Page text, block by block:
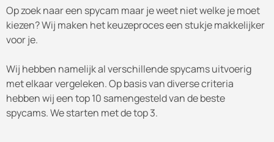
Op zoek naar een spycam maar je weet niet welke je moet
kiezen? Wij maken het keuzeproces een stukje makkelijker
voor je.
Wij hebben namelijk al verschillende spycams uitvoerig
met elkaar vergeleken. Op basis van diverse criteria
hebben wij een top 10 samengesteld van de beste
spycams. We starten met de top 3.